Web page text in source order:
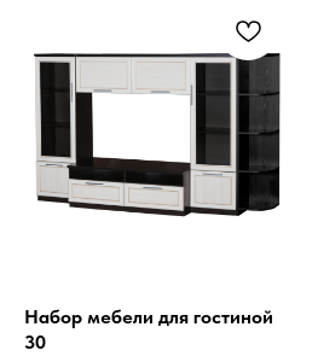
Набор мебели для гостиной
30